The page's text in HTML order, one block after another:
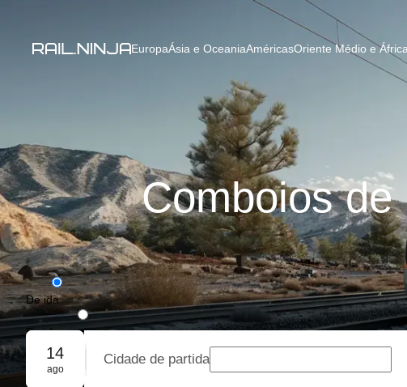
EuropaÁsia e OceaniaAméricasOriente Médio e África
Comboios de
De ida
De ida e volta
Reserva em grupo
14
ago
Cidade de partida